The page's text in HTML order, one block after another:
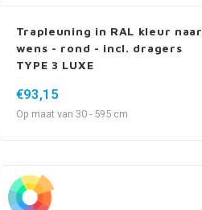
Trapleuning in RAL kleur naar
wens - rond - incl. dragers
TYPE 3 LUXE
€93,15
Op maat van 30 - 595 cm